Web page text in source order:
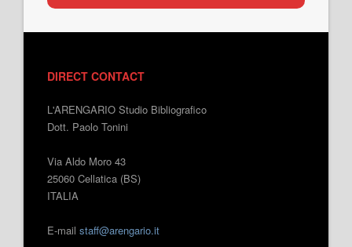
DIRECT CONTACT
L'ARENGARIO Studio Bibliografico
Dott. Paolo Tonini
Via Aldo Moro 43
25060 Cellatica (BS)
ITALIA
E-mail staff@arengario.it